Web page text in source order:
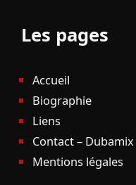
Les pages
Accueil
Biographie
Liens
Contact – Dubamix
Mentions légales